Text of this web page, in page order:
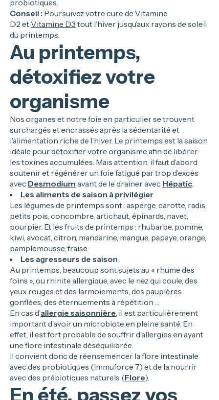
probiotiques.
Conseil : Poursuivez votre cure de Vitamine
D2 etVitamine D3 tout l’hiver jusqu’aux rayons de soleil
du printemps.
Au printemps,
détoxifiez votre
organisme
Nos organes et notre foie en particulier se trouvent
surchargés et encrassés après la sédentarité et
l’alimentation riche de l’hiver. Le printemps est la saison
idéale pour détoxifier votre organisme afin de libérer
les toxines accumulées. Mais attention, il faut d’abord
soutenir et régénérer un foie fatigué par trop d’excès
avec Desmodium avant de le drainer avec Hépatic.
Les aliments de saison à privilégier
Les légumes de printemps sont : asperge, carotte, radis,
petits pois, concombre, artichaut, épinards, navet,
pourpier. Et les fruits de printemps : rhubarbe, pomme,
kiwi, avocat, citron, mandarine, mangue, papaye, orange,
pamplemousse, fraise.
Les agresseurs de saison
Au printemps, beaucoup sont sujets au « rhume des
foins », ou rhinite allergique, avec le nez qui coule, des
yeux rouges et des larmoiements, des paupières
gonflées, des éternuements à répétition …
En cas d’allergie saisonnière, il est particulièrement
important d’avoir un microbiote en pleine santé. En
effet, il est fort probable de souffrir d’allergies en ayant
une flore intestinale déséquilibrée.
Il convient donc de réensemencer la flore intestinale
avec des probiotiques (Immuforce 7) et de la nourrir
avec des prébiotiques naturels (Flore).
En été, passez vos